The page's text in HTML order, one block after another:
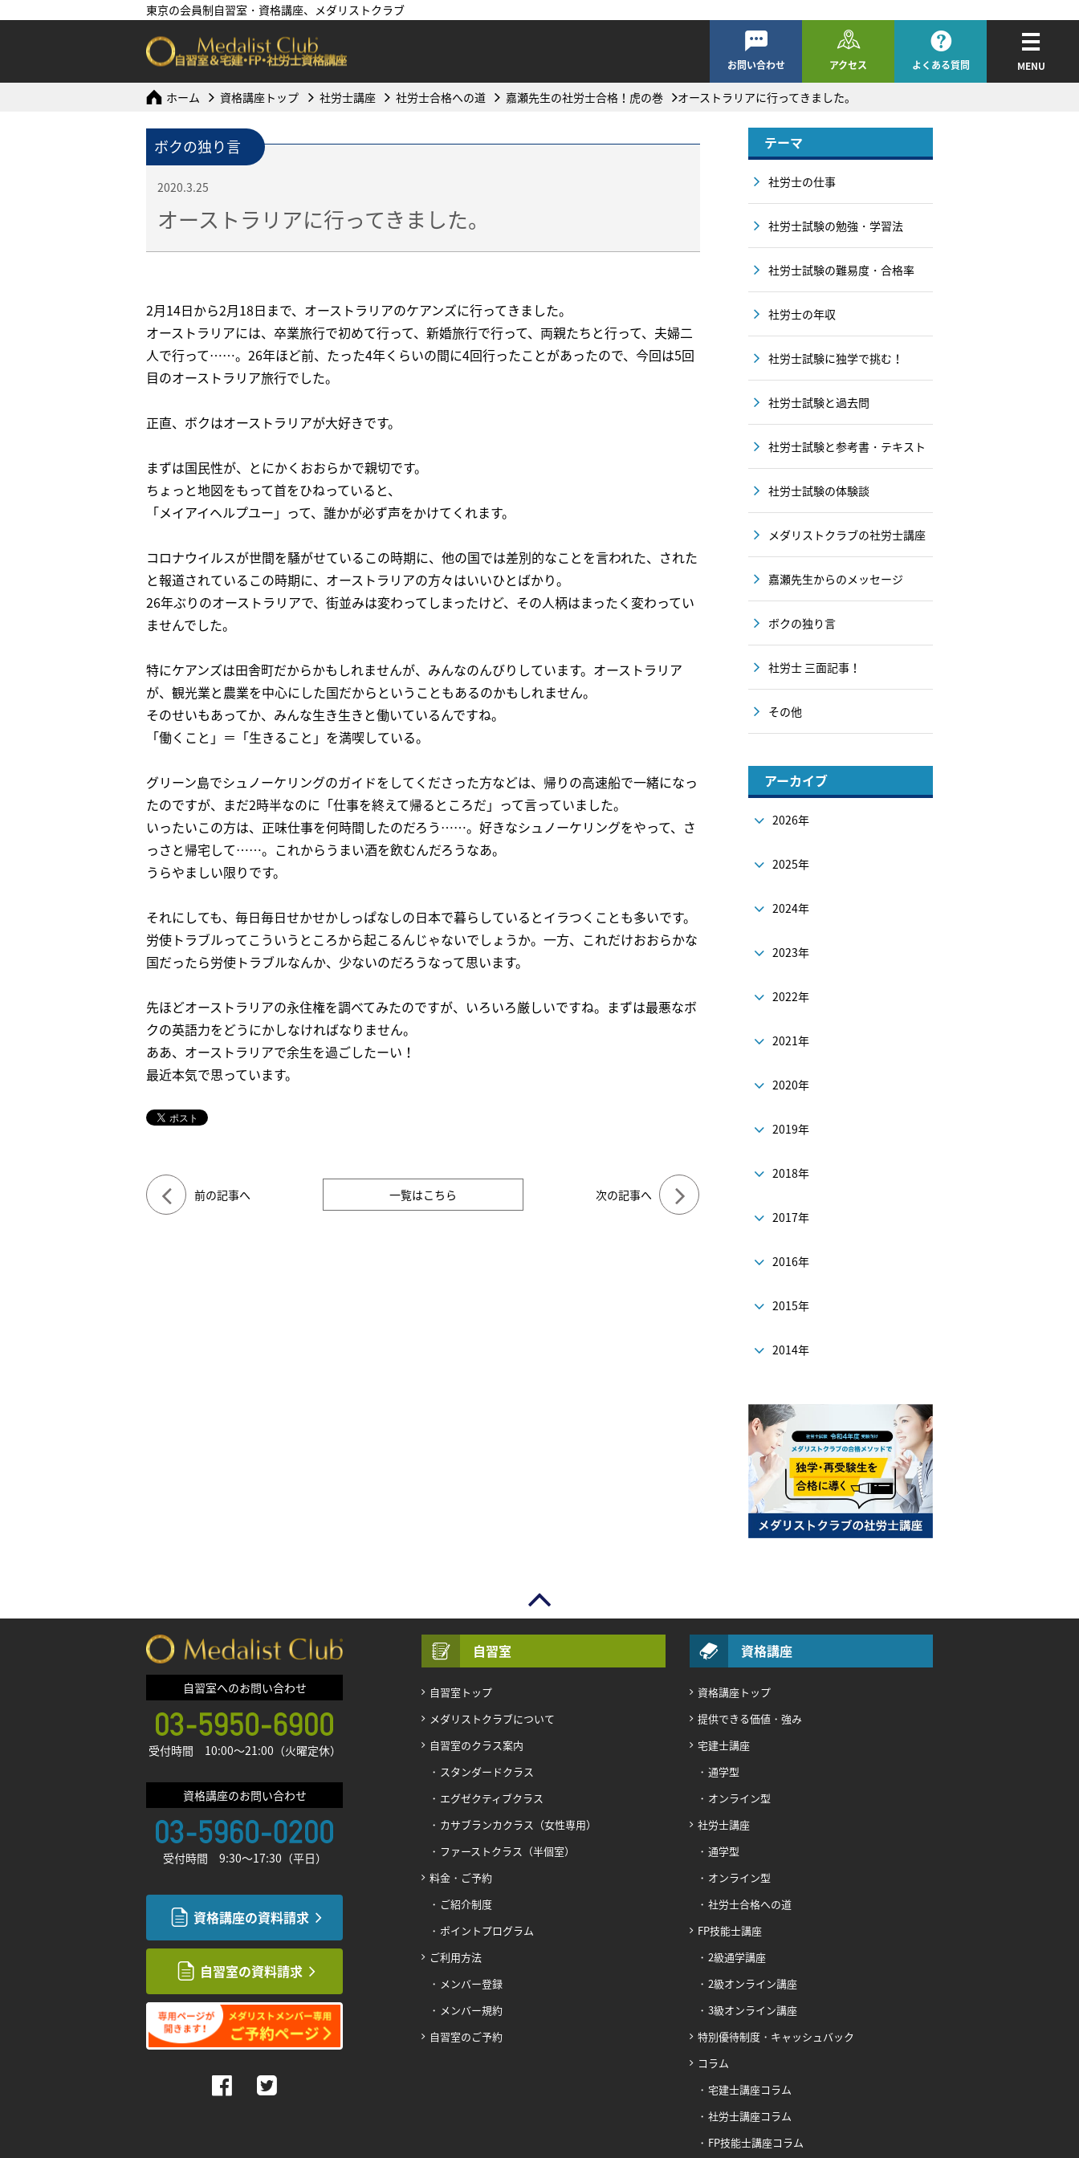
東京の会員制自習室・資格講座、メダリストクラブ
お問い合わせ アクセス よくある質問 MENU
ホーム 資格講座トップ 社労士講座 社労士合格への道 嘉瀬先生の社労士合格！虎の巻 オーストラリアに行ってきました。
ボクの独り言
2020.3.25
オーストラリアに行ってきました。
2月14日から2月18日まで、オーストラリアのケアンズに行ってきました。
オーストラリアには、卒業旅行で初めて行って、新婚旅行で行って、両親たちと行って、夫婦二
人で行って……。26年ほど前、たった4年くらいの間に4回行ったことがあったので、今回は5回
目のオーストラリア旅行でした。
正直、ボクはオーストラリアが大好きです。
まずは国民性が、とにかくおおらかで親切です。
ちょっと地図をもって首をひねっていると、
「メイアイヘルプユー」って、誰かが必ず声をかけてくれます。
コロナウイルスが世間を騒がせているこの時期に、他の国では差別的なことを言われた、された
と報道されているこの時期に、オーストラリアの方々はいいひとばかり。
26年ぶりのオーストラリアで、街並みは変わってしまったけど、その人柄はまったく変わってい
ませんでした。
特にケアンズは田舎町だからかもしれませんが、みんなのんびりしています。オーストラリア
が、観光業と農業を中心にした国だからということもあるのかもしれません。
そのせいもあってか、みんな生き生きと働いているんですね。
「働くこと」＝「生きること」を満喫している。
グリーン島でシュノーケリングのガイドをしてくださった方などは、帰りの高速船で一緒になっ
たのですが、まだ2時半なのに「仕事を終えて帰るところだ」って言っていました。
いったいこの方は、正味仕事を何時間したのだろう……。好きなシュノーケリングをやって、さ
っさと帰宅して……。これからうまい酒を飲むんだろうなあ。
うらやましい限りです。
それにしても、毎日毎日せかせかしっぱなしの日本で暮らしているとイラつくことも多いです。
労使トラブルってこういうところから起こるんじゃないでしょうか。一方、これだけおおらかな
国だったら労使トラブルなんか、少ないのだろうなって思います。
先ほどオーストラリアの永住権を調べてみたのですが、いろいろ厳しいですね。まずは最悪なボ
クの英語力をどうにかしなければなりません。
ああ、オーストラリアで余生を過ごしたーい！
最近本気で思っています。
前の記事へ 一覧はこちら 次の記事へ
テーマ
社労士の仕事
社労士試験の勉強・学習法
社労士試験の難易度・合格率
社労士の年収
社労士試験に独学で挑む！
社労士試験と過去問
社労士試験と参考書・テキスト
社労士試験の体験談
メダリストクラブの社労士講座
嘉瀬先生からのメッセージ
ボクの独り言
社労士 三面記事！
その他
アーカイブ
2026年
2025年
2024年
2023年
2022年
2021年
2020年
2019年
2018年
2017年
2016年
2015年
2014年
自習室へのお問い合わせ
受付時間 10:00〜21:00（火曜定休）
資格講座のお問い合わせ
受付時間 9:30〜17:30（平日）
資格講座の資料請求
自習室の資料請求
自習室
自習室トップ
メダリストクラブについて
自習室のクラス案内
スタンダードクラス
エグゼクティブクラス
カサブランカクラス（女性専用）
ファーストクラス（半個室）
料金・ご予約
ご紹介制度
ポイントプログラム
ご利用方法
メンバー登録
メンバー規約
自習室のご予約
資格講座
資格講座トップ
提供できる価値・強み
宅建士講座
通学型
オンライン型
社労士講座
通学型
オンライン型
社労士合格への道
FP技能士講座
2級通学講座
2級オンライン講座
3級オンライン講座
特別優待制度・キャッシュバック
コラム
宅建士講座コラム
社労士講座コラム
FP技能士講座コラム